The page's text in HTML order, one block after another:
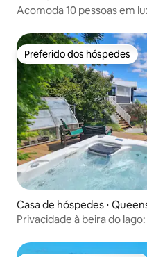
Acomoda 10 pessoas em
Preferido dos hóspedes
Preferido dos hóspedes
Casa de hóspedes ⋅
Privacidade à beira do